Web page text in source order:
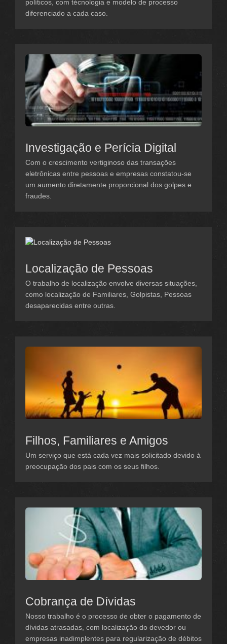
políticos, com técnologia e modelo de processo
diferenciado a cada caso.
Investigação e Perícia Digital
Com o crescimento vertiginoso das transações
eletrônicas entre pessoas e empresas constatou-se
um aumento diretamente proporcional dos golpes e
fraudes.
Localização de Pessoas
O trabalho de localização envolve diversas situações,
como localização de Familiares, Golpistas, Pessoas
desaparecidas entre outras.
Filhos, Familiares e Amigos
Um serviço que está cada vez mais solicitado devido à
preocupação dos pais com os seus filhos.
Cobrança de Dívidas
Nosso trabalho é o processo de obter o pagamento de
dívidas atrasadas, com localização do devedor ou
empresas inadimplentes para regularização de débitos